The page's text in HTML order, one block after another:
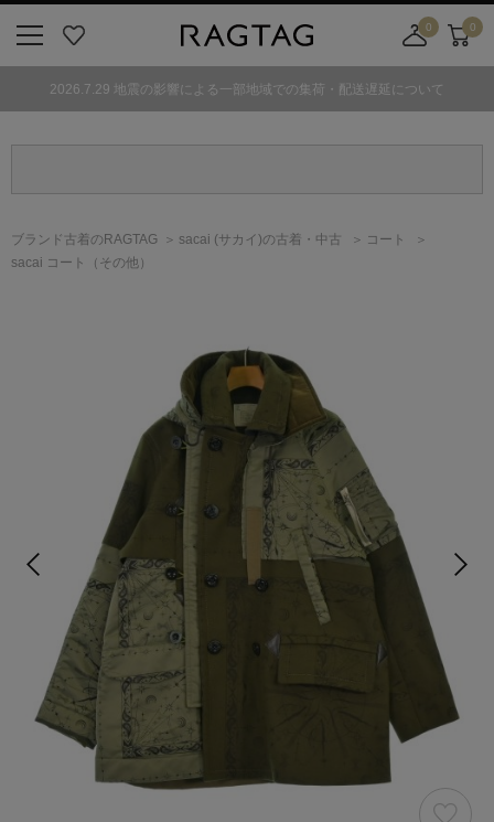
気
0
舗
カ
ト
0
2026.7.29 地震の影響による一部地域での集荷・配送遅延について
ブランド古着のRAGTAG sacai (サカイ)の古着・中古
コート
sacai コート（その他）